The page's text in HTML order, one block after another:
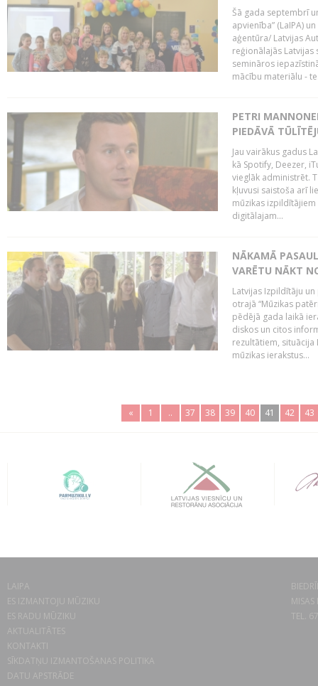
Šā gada septembrī
apvienība” (LaIPA)
aģentūra/ Latvijas
reģionālajās
semināros
mācību materiālu -
PETRI
PIEDĀVĀ
Jau vairākus gadus
kā Spotify, Deezer,
vieglāk administrēt.
kļuvusi saistoša arī
mūzikas
digitālajam...
NĀKAMĀ
VARĒTU NĀKT
Latvijas Izpildītāju
otrajā “Mūzikas
pēdējā gada laikā
diskos un citos
rezultātiem, situācija
mūzikas ierakstus...
« 1 .. 37 38 39 40 41 42 43
LAIPA
ES IZMANTOJU MŪZIKU
ES RADU MŪZIKU
AKTUALITĀTES
KONTAKTI
SĪKDATŅU IZMANTOŠANAS POLITIKA
DATU APSTRĀDE
TEL.